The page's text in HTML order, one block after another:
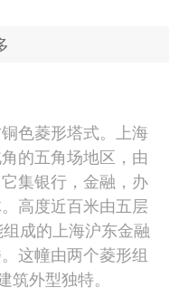
/月/间
元/月/间
4间
/月/间
色菱形塔式。上海
的五角场地区，由
集银行，金融，办
高度近百米由五层
成的上海沪东金融
这幢由两个菱形组
外型独特。